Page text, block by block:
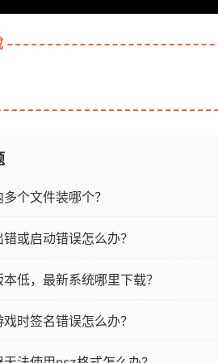
个文件装哪个？
或启动错误怎么办？
本低，最新系统哪里下载？
时签名错误怎么办？